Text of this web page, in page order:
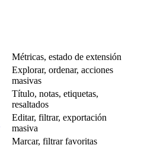
Métricas, estado de extensión
Explorar, ordenar, acciones
masivas
Título, notas, etiquetas,
resaltados
Editar, filtrar, exportación
masiva
Marcar, filtrar favoritas